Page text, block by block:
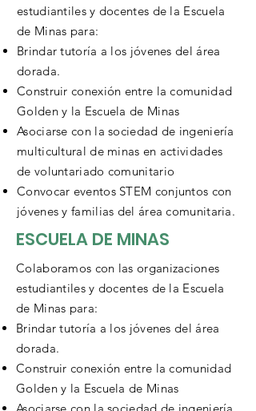
estudiantiles y docentes de la Escuela
de Minas para:
Brindar tutoría a los jóvenes del área
dorada.
Construir conexión entre la comunidad
Golden y la Escuela de Minas
Asociarse con la sociedad de ingeniería
multicultural de minas en actividades
de voluntariado comunitario
Convocar eventos STEM conjuntos con
jóvenes y familias del área comunitaria.
ESCUELA DE MINAS
Colaboramos con las organizaciones
estudiantiles y docentes de la Escuela
de Minas para:
Brindar tutoría a los jóvenes del área
dorada.
Construir conexión entre la comunidad
Golden y la Escuela de Minas